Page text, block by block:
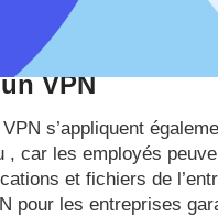
VPN
VPN s’appliquent
, car les employés
et fichiers de
pour les entreprises